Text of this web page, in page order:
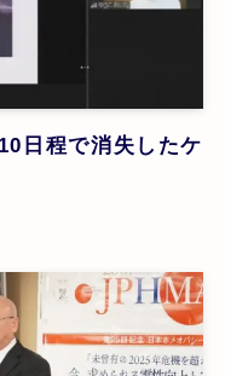
日程で消失したケ